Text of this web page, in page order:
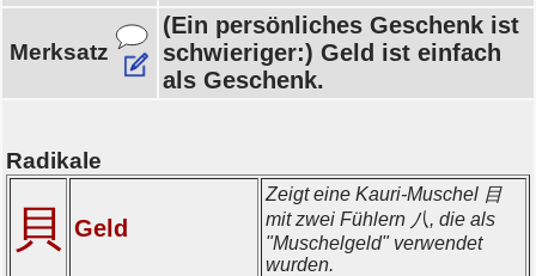
Merksatz
(Ein persönliches Geschenk ist
schwieriger:) Geld ist einfach
als Geschenk.
Radikale
貝 Geld
Zeigt eine Kauri-Muschel 目
mit zwei Fühlern 八, die als
"Muschelgeld" verwendet
wurden.